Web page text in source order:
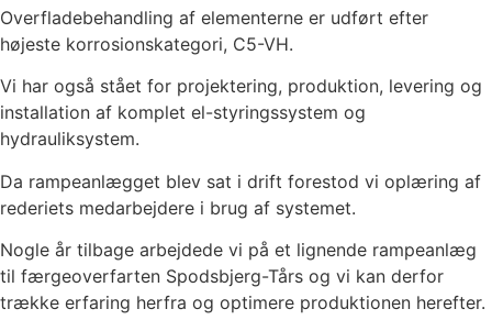
Beholdere/Tanke/Vekslere
DAKA fedttanke
Propan gastank
Landgangsanlæg
Fire identiske broklapper
Broklap, Stena Line Grenaa
Passagerlandgang til ny færgeterminal
PIER til ny færgeterminal Molslinjen
Check-in, gl Aarhus Færgehavn
Varelandgang+kølerum, Gedser Havn
Overfladebehandling af elementerne er udført efter
højeste korrosionskategori, C5-VH.
Vi har også stået for projektering, produktion, levering og
installation af komplet el-styringssystem og
hydrauliksystem.
Da rampeanlægget blev sat i drift forestod vi oplæring af
rederiets medarbejdere i brug af systemet.
Nogle år tilbage arbejdede vi på et lignende rampeanlæg
til færgeoverfarten Spodsbjerg-Tårs og vi kan derfor
trække erfaring herfra og optimere produktionen herefter.